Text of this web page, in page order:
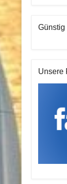
Günstig
Unsere